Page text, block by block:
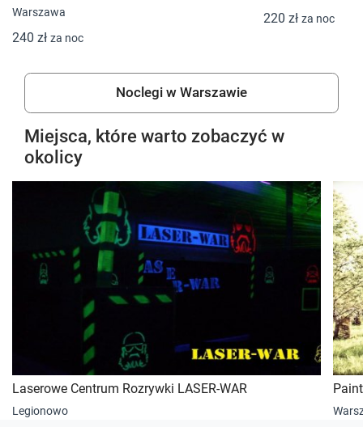
Warszawa
240 zł za noc
220 zł za noc
Noclegi w Warszawie
Miejsca, które warto zobaczyć w
okolicy
Laserowe Centrum Rozrywki LASER-WAR
Legionowo